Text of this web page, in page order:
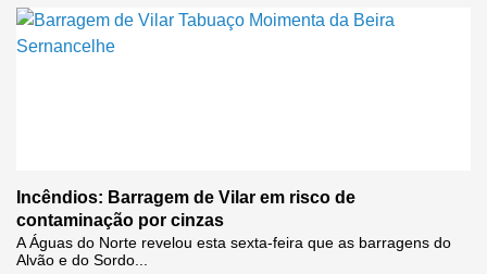
Incêndios: Barragem de Vilar em risco de
contaminação por cinzas
A Águas do Norte revelou esta sexta-feira que as barragens do
Alvão e do Sordo...